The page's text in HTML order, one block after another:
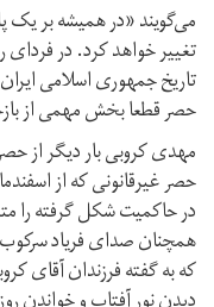
می‌گویند «در همیشه بر یک
تغییر خواهد کرد. در فردای
تاریخ جمهوری اسلامی
حصر قطعا بخش مهمی از
مهدی کروبی بار دیگر از
در حاکمیت شکل گرفته را
که به گفته فرزندان آقای